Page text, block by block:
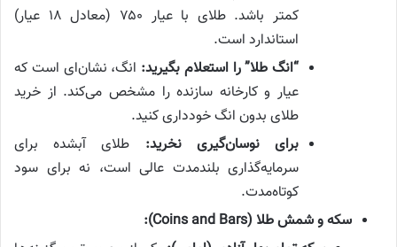
کمتر باشد. طلای با عیار ۷۵۰ (معادل ۱۸ عیار)
استاندارد است.
“انگ طلا” را استعلام بگیرید: انگ، نشان‌ای است که
عیار و کارخانه سازنده را مشخص می‌کند. از خرید
طلای بدون انگ خودداری کنید.
برای نوسان‌گیری نخرید: طلای آبشده برای
سرمایه‌گذاری بلندمدت عالی است، نه برای سود
کوتاه‌مدت.
سکه و شمش طلا (Coins and Bars):